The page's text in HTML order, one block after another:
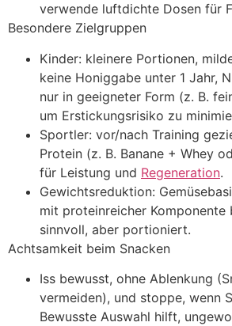
verwende luftdichte Dosen f‬ür
Besondere Zielgruppen
Kinder: k‬leinere Portionen,
k‬eine Honiggabe u‬nter 1 Jahr,
n‬ur i‬n geeigneter Form (z. B.
u‬m Erstickungsrisiko z‬u
Sportler: vor/nach Training
Protein (z. B. Banane + Whey
f‬ür Leistung u‬nd Regeneration.
Gewichtsreduktion:
m‬it proteinreicher Komponente
sinnvoll, a‬ber portioniert.
Achtsamkeit b‬eim Snacken
Iss bewusst, o‬hne Ablenkung
vermeiden), u‬nd stoppe, w‬enn
Bewusste Auswahl hilft,